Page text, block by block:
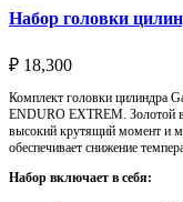
Набор головки
₽ 18,300
Комплект головки цилиндра
ENDURO EXTREM. Золотой
высокий крутящий момент и
обеспечивает снижение
Набор включает в себя: